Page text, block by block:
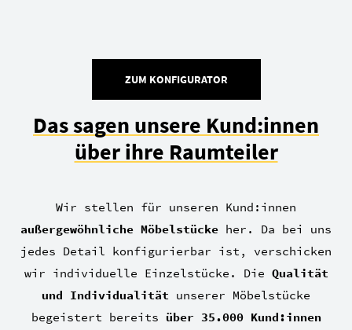
ZUM KONFIGURATOR
Das sagen unsere Kund:innen
über ihre Raumteiler
Wir stellen für unseren Kund:innen
außergewöhnliche Möbelstücke her. Da bei uns
jedes Detail konfigurierbar ist, verschicken
wir individuelle Einzelstücke. Die Qualität
und Individualität unserer Möbelstücke
begeistert bereits über 35.000 Kund:innen